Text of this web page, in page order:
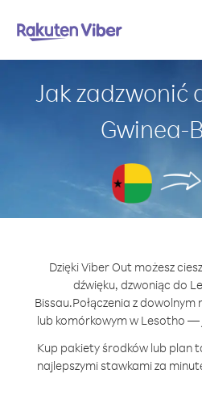
Jak zadzwonić
Gwinea-
Dzięki Viber Out możesz
dźwięku, dzwoniąc do
Bissau.Połączenia z
lub komórkowym w Lesotho —
Kup pakiety środków lub plan
najlepszymi stawkami za